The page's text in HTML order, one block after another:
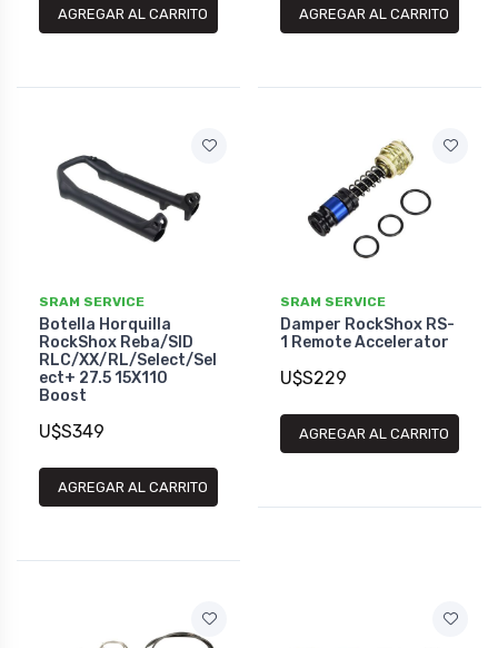
AGREGAR AL CARRITO AGREGAR AL CARRITO
SRAM SERVICE
Botella Horquilla
RockShox Reba/SID
RLC/XX/RL/Select/Sel
ect+ 27.5 15X110
Boost
U$S349
AGREGAR AL CARRITO
SRAM SERVICE
Damper RockShox RS-
1 Remote Accelerator
U$S229
AGREGAR AL CARRITO